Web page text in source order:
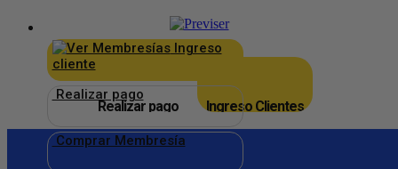
Ingreso
cliente
Realizar pago
Comprar Membresía
Realizar pago Ingreso Clientes